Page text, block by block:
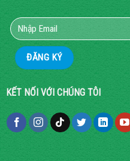
KẾT NỐI VỚI CHÚNG TÔI